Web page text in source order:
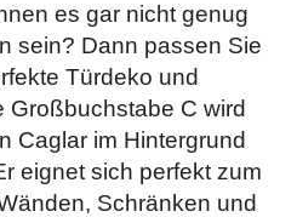
es gar nicht genug
sein? Dann passen Sie
Türdeko und
Großbuchstabe C wird
Caglar im Hintergrund
eignet sich perfekt zum
Schränken und